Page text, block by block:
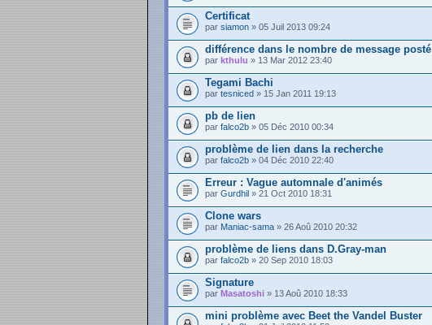
Certificat
par siamon » 05 Juil 2013 09:24
différence dans le nombre de message posté
par kthulu » 13 Mar 2012 23:40
Tegami Bachi
par tesniced » 15 Jan 2011 19:13
pb de lien
par falco2b » 05 Déc 2010 00:34
problème de lien dans la recherche
par falco2b » 04 Déc 2010 22:40
Erreur : Vague automnale d'animés
par Gurdhil » 21 Oct 2010 18:31
Clone wars
par Maniac-sama » 26 Aoû 2010 20:32
problème de liens dans D.Gray-man
par falco2b » 20 Sep 2010 18:03
Signature
par Masatoshi » 13 Aoû 2010 18:33
mini problème avec Beet the Vandel Buster